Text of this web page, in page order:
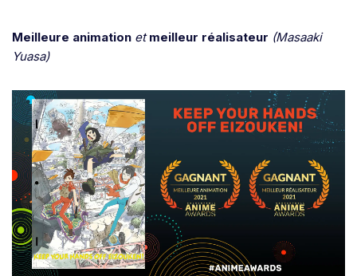
Meilleure animation etmeilleur réalisateur (Masaaki
Yuasa)